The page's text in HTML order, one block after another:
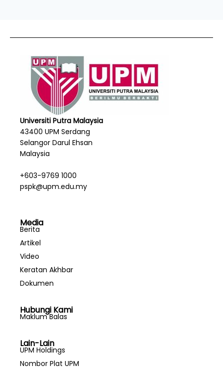
Universiti Putra Malaysia
43400 UPM Serdang
Selangor Darul Ehsan
Malaysia
+603-9769 1000
pspk@upm.edu.my
Media
Berita
Artikel
Video
Keratan Akhbar
Dokumen
Hubungi Kami
Maklum Balas
Lain-Lain
UPM Holdings
Nombor Plat UPM